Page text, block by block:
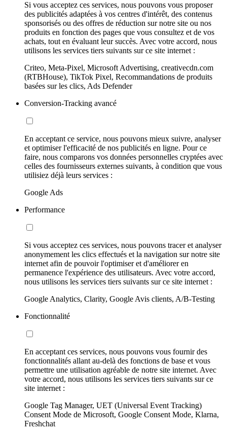
Si vous acceptez ces services, nous pouvons vous proposer
des publicités adaptées à vos centres d'intérêt, des contenus
sponsorisés ou des offres de réduction sur notre site ou nos
produits en fonction des pages que vous consultez et de vos
achats, tout en évaluant leur succès. Avec votre accord, nous
utilisons les services tiers suivants sur ce site internet :
Criteo, Meta-Pixel, Microsoft Advertising, creativecdn.com
(RTBHouse), TikTok Pixel, Recommandations de produits
basées sur les clics, Ads Defender
Conversion-Tracking avancé
En acceptant ce service, nous pouvons mieux suivre, analyser
et optimiser l'efficacité de nos publicités en ligne. Pour ce
faire, nous comparons vos données personnelles cryptées avec
celles des fournisseurs externes suivants, à condition que vous
utilisiez déjà leurs services :
Google Ads
Performance
Si vous acceptez ces services, nous pouvons tracer et analyser
anonymement les clics effectués et la navigation sur notre site
internet afin de pouvoir l'optimiser et d'améliorer en
permanence l'expérience des utilisateurs. Avec votre accord,
nous utilisons les services tiers suivants sur ce site internet :
Google Analytics, Clarity, Google Avis clients, A/B-Testing
Fonctionnalité
En acceptant ces services, nous pouvons vous fournir des
fonctionnalités allant au-delà des fonctions de base et vous
permettre une utilisation agréable de notre site internet. Avec
votre accord, nous utilisons les services tiers suivants sur ce
site internet :
Google Tag Manager, UET (Universal Event Tracking)
Consent Mode de Microsoft, Google Consent Mode, Klarna,
Freshchat